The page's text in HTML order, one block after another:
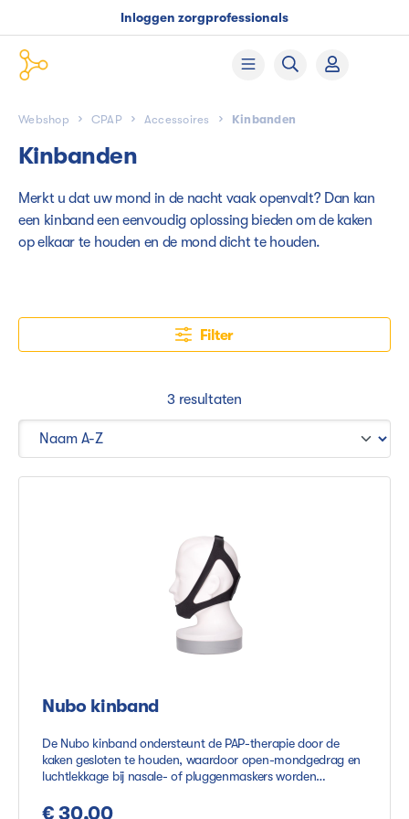
Inloggen zorgprofessionals
Webshop CPAP Accessoires Kinbanden
Kinbanden
Merkt u dat uw mond in de nacht vaak openvalt? Dan kan
een kinband een eenvoudig oplossing bieden om de kaken
op elkaar te houden en de mond dicht te houden.
Filter
3 resultaten
Nubo kinband
De Nubo kinband ondersteunt de PAP-therapie door de
kaken gesloten te houden, waardoor open-mondgedrag en
luchtlekkage bij nasale- of pluggenmaskers worden
één maat, is verstelbaar met klittenband en gemaakt van
€ 30,00